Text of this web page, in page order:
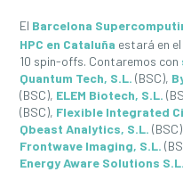
El Barcelona
HPC en Cataluña estará en el
10 spin-offs. Contaremos con
Quantum Tech, S.L. (BSC),
(BSC), ELEM Biotech, S.L.
(BSC), Flexible Integrated
Qbeast Analytics, S.L.
Frontwave Imaging, S.L.
Energy Aware Solutions S.L.